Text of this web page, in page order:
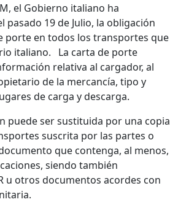
el Gobierno italiano ha
pasado 19 de Julio, la obligación
porte en todos los transportes que
italiano. La carta de porte
relativa al cargador, al
de la mercancía, tipo y
de carga y descarga.
puede ser sustituida por una copia
suscrita por las partes o
que contenga, al menos,
siendo también
u otros documentos acordes con